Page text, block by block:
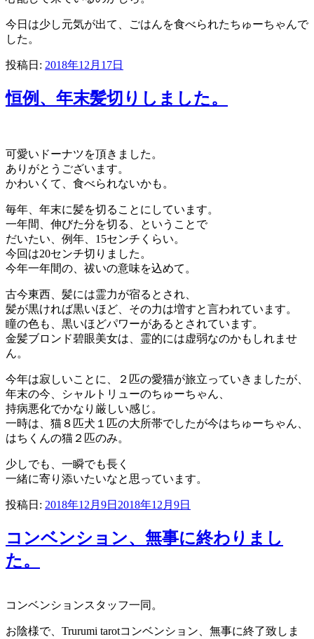
今日は少し元気が出て、ごはんを食べられたちゅーちゃんで
した。
投稿日: 2018年12月17日
恒例、年末髪切りしました。
可愛いドーナツを頂きました。
ありがとうございます。
かわいくて、食べられないかも。
毎年、年末に髪を切ることにしています。
一年間、伸びた分を切る、ということで
だいたい、例年、15センチくらい。
今回は20センチ切りました。
今年一年間の、祓いの意味を込めて。
古今東西、髪には霊力が宿るとされ、
髪が黒ければ黒いほど、その力は増すと言われています。
瞳の色も、黒いほどパワーがあるとされています。
金髪ブロンド碧眼美女は、霊的には虚弱なのかもしれませ
ん。
今年は寂しいことに、２匹の愛猫が旅立っていきましたが、
年末の今、シャルトリューのちゅーちゃん、
持病悪化でかなり厳しい感じ。
一時は、猫８匹犬１匹の大所帯でしたが今はちゅーちゃん、
はちくんの猫２匹のみ。
少しでも、一瞬でも長く
一緒に寄り添いたいなと思っています。
投稿日: 2018年12月9日 2018年12月9日
コンベンション、無事に終わりまし
た。
コンベンションスタッフ一同。
お陰様で、Trurumi tarotコンベンション、無事に終了致しま